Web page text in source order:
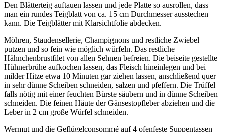
Den Blätterteig auftauen lassen und jede Platte so ausrollen, dass
man ein rundes Teigblatt von ca. 15 cm Durchmesser ausstechen
kann. Die Teigblätter mit Klarsichtfolie abdecken.
Möhren, Staudensellerie, Champignons und restliche Zwiebel
putzen und so fein wie möglich würfeln. Das restliche
Hähnchenbrustfilet von allen Sehnen befreien. Die beiseite gestellte
Hühnerbrühe aufkochen lassen, das Fleisch hineinlegen und bei
milder Hitze etwa 10 Minuten gar ziehen lassen, anschließend quer
in sehr dünne Scheiben schneiden, salzen und pfeffern. Die Trüffel
falls nötig mit einer feuchten Bürste säubern und in dünne Scheiben
schneiden. Die feinen Häute der Gänsestopfleber abziehen und die
Leber in 2 cm große Würfel schneiden.
Wermut und die Geflügelconsommé auf 4 ofenfeste Suppentassen